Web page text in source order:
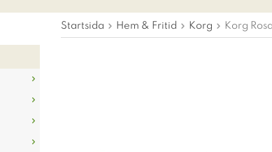
Startsida Hem & Fritid Korg Korg